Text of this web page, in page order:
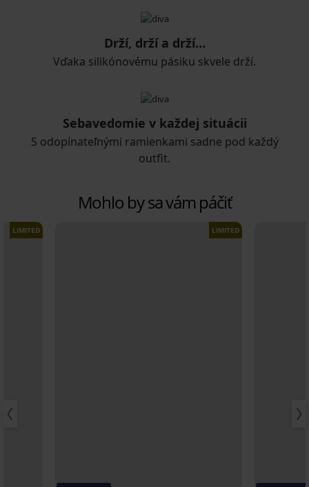
Drží, drží a drží…
Vďaka silikónovému pásiku skvele drží.
Sebavedomie v každej situácii
S odopínateľnými ramienkami sadne pod každý
outfit.
Mohlo by sa vám páčiť
LIMITED LIMITED